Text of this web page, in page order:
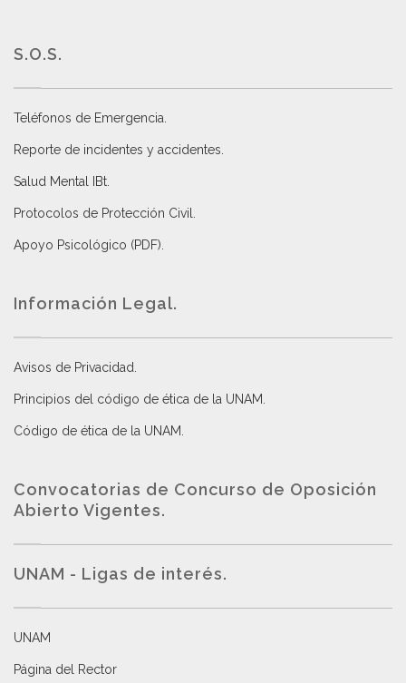
S.O.S.
Teléfonos de Emergencia.
Reporte de incidentes y accidentes
Salud Mental IBt
Protocolos de Protección Civil
Apoyo Psicológico (PDF)
Información Legal.
Avisos de Privacidad
Principios del código de ética de la UNAM
Código de ética de la UNAM
Convocatorias de Concurso de Oposición
Abierto Vigentes.
UNAM - Ligas de interés.
UNAM
Página del Rector